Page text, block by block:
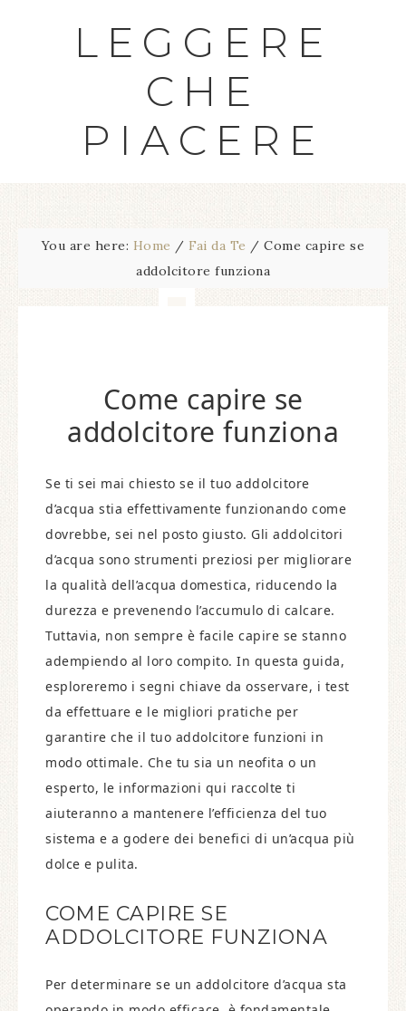
LEGGERE
CHE
PIACERE
You are here: Home / Fai da Te / Come capire se
addolcitore funziona​
Come capire se
addolcitore funziona​
Se ti sei mai chiesto se il tuo addolcitore
d’acqua stia effettivamente funzionando come
dovrebbe, sei nel posto giusto. Gli addolcitori
d’acqua sono strumenti preziosi per migliorare
la qualità dell’acqua domestica, riducendo la
durezza e prevenendo l’accumulo di calcare.
Tuttavia, non sempre è facile capire se stanno
adempiendo al loro compito. In questa guida,
esploreremo i segni chiave da osservare, i test
da effettuare e le migliori pratiche per
garantire che il tuo addolcitore funzioni in
modo ottimale. Che tu sia un neofita o un
esperto, le informazioni qui raccolte ti
aiuteranno a mantenere l’efficienza del tuo
sistema e a godere dei benefici di un’acqua più
dolce e pulita.
COME CAPIRE SE
ADDOLCITORE FUNZIONA​
Per determinare se un addolcitore d’acqua sta